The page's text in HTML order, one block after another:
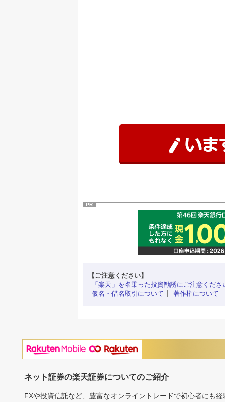
PR
【ご注意ください】
「楽天」を名乗った投資勧誘にご注意くださ
仮名・借名取引について
著作権について
ネット証券の楽天証券についてのご紹介
FXや投資信託など、豊富なオンライントレードで初心者にも